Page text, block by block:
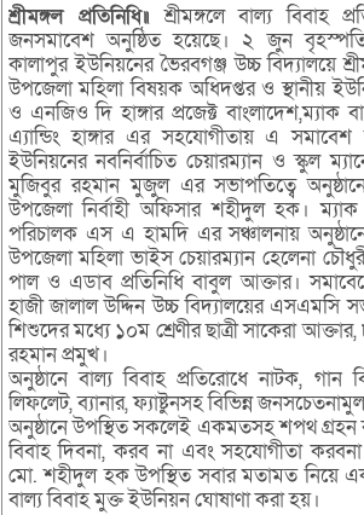
শ্রীমঙ্গল প্রতিনিধি॥ শ্রীমঙ্গলে বাল্য বিবাহ
জনসমাবেশ অনুষ্ঠিত হয়েছে। ২ জুন
কালাপুর ইউনিয়নের ভৈরবগঞ্জ উচ্চ বিদ্যালয়ে
উপজেলা মহিলা বিষয়ক অধিদপ্তর ও স্থানীয়
ও এনজিও দি হাঙ্গার প্রজেক্ট
এ্যান্ডিং হাঙ্গার এর সহযোগীতায় এ
ইউনিয়নের নবনির্বাচিত চেয়ারম্যান ও স্কুল
মুজিবুর রহমান মুজুল এর সভাপতিত্বে
উপজেলা নির্বাহী অফিসার শহীদুল হক। ম্যাক
পরিচালক এস এ হামদি এর সঞ্চালনায়
উপজেলা মহিলা ভাইস চেয়ারম্যান হেলেনা
পাল ও এডাব প্রতিনিধি বাবুল আক্তার।
হাজী জালাল উদ্দিন উচ্চ বিদ্যালয়ের এসএমসি
শিশুদের মধ্যে ১০ম শ্রেণীর ছাত্রী সাকেরা
রহমান প্রমুখ।
অনুষ্ঠানে বাল্য বিবাহ প্রতিরোধে নাটক, গান
লিফলেট, ব্যানার, ফ্যাষ্টুনসহ বিভিন্ন
অনুষ্ঠানে উপস্থিত সকলেই একমতসহ শপথ গ্রহন
বিবাহ দিবনা, করব না এবং সহযোগীতা
মো. শহীদুল হক উপস্থিত সবার মতামত নিয়ে
বাল্য বিবাহ মুক্ত ইউনিয়ন ঘোষাণা করা হয়।